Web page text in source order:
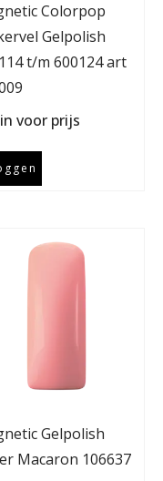
Colorpop
Gelpolish
t/m 600124 art
voor prijs
Gelpolish
Macaron 106637